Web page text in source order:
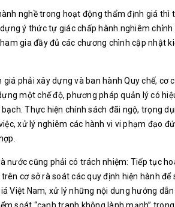
nghề trong hoạt động thẩm định giá thì
ý thức tự giác chấp hành nghiêm
gia đầy đủ các chương chình cập nhật
phải xây dựng và ban hành Quy chế, cơ
một chế độ, phương pháp quản lý có
Thực hiện chính sách đãi ngộ, trọng
xử lý nghiêm các hành vi vi phạm đạo
nước cũng phải có trách nhiệm: Tiếp tục
cơ sở rà soát các quy định hiện hành để
Việt Nam, xử lý những nội dung hướng